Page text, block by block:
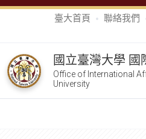
臺大首頁 聯絡我們
國立臺灣大學 國
Office of International
University